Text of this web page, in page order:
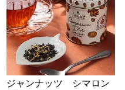
ジャンナッツ シマロン